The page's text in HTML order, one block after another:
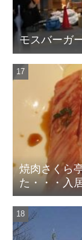
モスバーガ
焼肉さくら
た・・・入